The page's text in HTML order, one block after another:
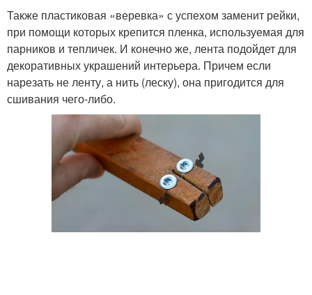
Также пластиковая «веревка» с успехом заменит рейки,
при помощи которых крепится пленка, используемая для
парников и тепличек. И конечно же, лента подойдет для
декоративных украшений интерьера. Причем если
нарезать не ленту, а нить (леску), она пригодится для
сшивания чего-либо.